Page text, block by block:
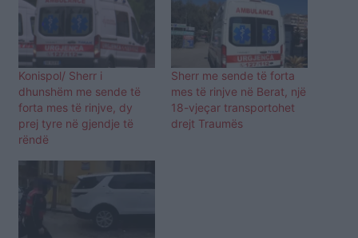
Konispol/ Sherr i
dhunshëm me sende të
forta mes të rinjve, dy
prej tyre në gjendje të
rëndë
Sherr me sende të forta
mes të rinjve në Berat, një
18-vjeçar transportohet
drejt Traumës